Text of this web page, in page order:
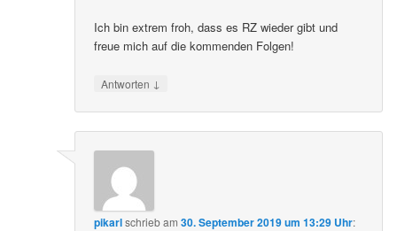
Ich bin extrem froh, dass es RZ wieder gibt und
freue mich auf die kommenden Folgen!
Antworten ↓
pikarlschriebam30. September 2019 um 13:29 Uhr: